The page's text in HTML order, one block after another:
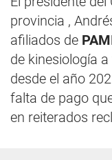
provincia ,
afiliados de
de kinesiología
desde el año
falta de pago
en reiterados